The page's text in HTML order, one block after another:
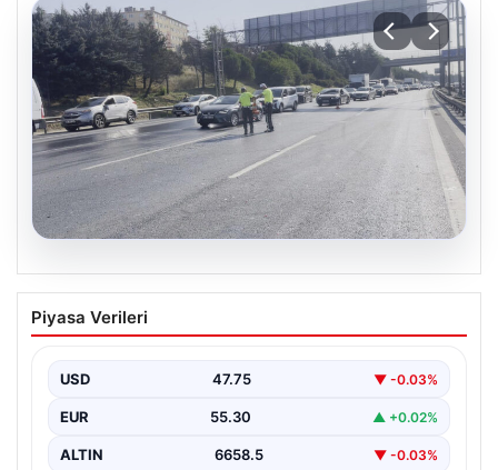
08.08.2026
İstanbul TEM Otoyolu’nda 10 Araçlı
Zincirleme Kaza Trafiği Kilitledi
sabah saatlerinde trafik adeta durma noktasına geldi.
Edirne yönünde…
Piyasa Verileri
USD 47.75 ▼ -0.03%
EUR 55.30 ▲ +0.02%
ALTIN 6658.5 ▼ -0.03%